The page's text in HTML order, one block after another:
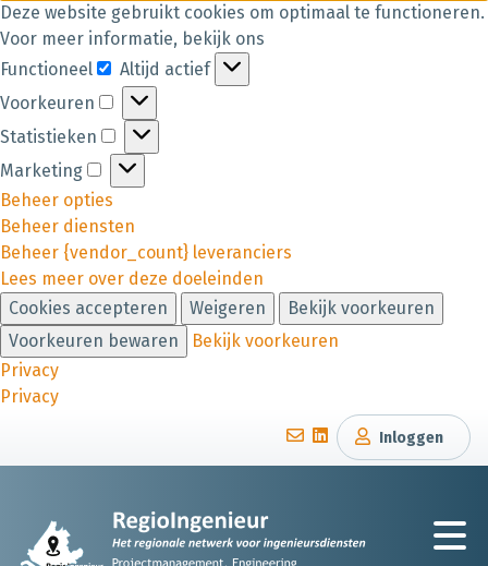
Deze website gebruikt cookies om optimaal te functioneren.
Voor meer informatie, bekijk ons
Functioneel
Altijd actief
Voorkeuren
Statistieken
Marketing
Beheer opties
Beheer diensten
Beheer {vendor_count} leveranciers
Lees meer over deze doeleinden
Cookies accepteren
Weigeren
Bekijk voorkeuren
Voorkeuren bewaren
Bekijk voorkeuren
Privacy
Privacy
Inloggen